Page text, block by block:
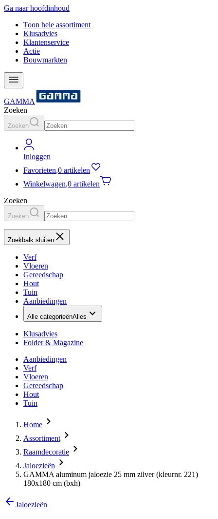
Ga naar hoofdinhoud
Toon hele assortiment
Klusadvies
Klantenservice
Actie
Bouwmarkten
GAMMA
Zoeken
Zoeken
Inloggen
Favorieten,0 artikelen
Winkelwagen,0 artikelen
Zoeken
Zoeken
Zoekbalk sluiten
Verf
Vloeren
Gereedschap
Hout
Tuin
Aanbiedingen
Alle categorieënAlles
Klusadvies
Folder & Magazine
Aanbiedingen
Verf
Vloeren
Gereedschap
Hout
Tuin
Home
Assortiment
Raamdecoratie
Jaloezieën
GAMMA aluminum jaloezie 25 mm zilver (kleurnr. 221)
180x180 cm (bxh)
Jaloezieën